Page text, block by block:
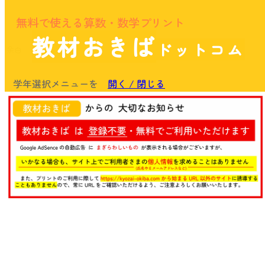
無料で使える算数・数学プリント
教材おきば ドットコム
学年選択メニューを 開く / 閉じる